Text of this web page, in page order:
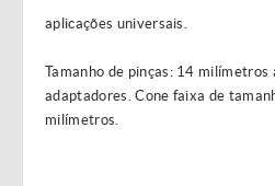
aplicações universais.
Tamanho de pinças: 14
adaptadores. Cone faixa de
milímetros.